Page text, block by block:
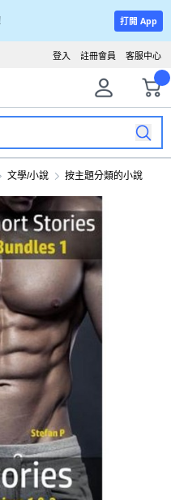
打開 App
客服中心
註冊會員
登入
文學/小說 按主題分類的小說